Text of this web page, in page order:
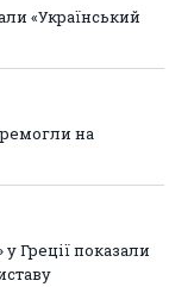
«Український
на
Греції показали